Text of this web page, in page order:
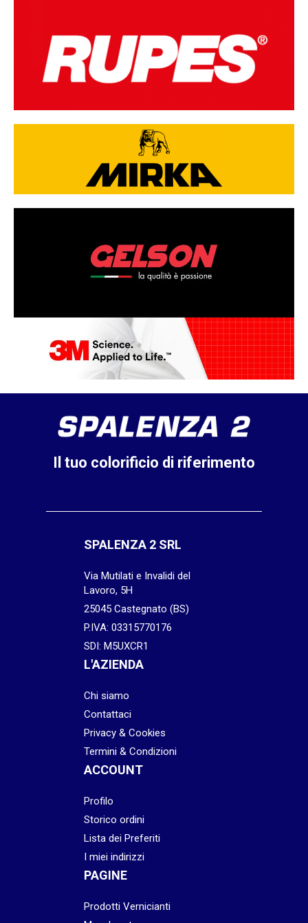
Il tuo colorificio di riferimento
SPALENZA 2 SRL
Via Mutilati e Invalidi del
Lavoro, 5H
25045 Castegnato (BS)
P.IVA: 03315770176
SDI: M5UXCR1
L'AZIENDA
Chi siamo
Contattaci
Privacy & Cookies
Termini & Condizioni
ACCOUNT
Profilo
Storico ordini
Lista dei Preferiti
I miei indirizzi
PAGINE
Prodotti Vernicianti